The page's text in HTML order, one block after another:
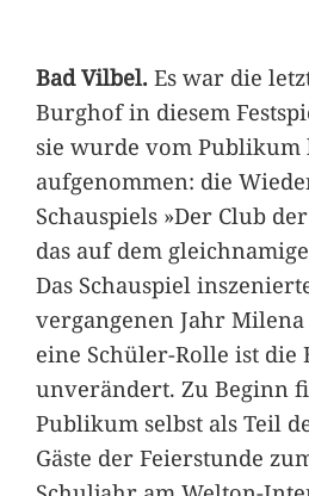
Bad Vilbel.Es war die
Burghof in diesem
sie wurde vom Publikum
aufgenommen: die
Schauspiels »Der Club
das auf dem
Das Schauspiel
vergangenen Jahr
eine Schüler-Rolle ist die
unverändert. Zu Beginn
Publikum selbst als Teil
Gäste der Feierstunde